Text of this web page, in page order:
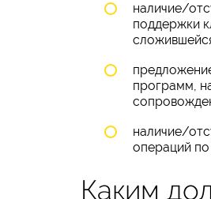
наличие/
поддержки
программ,
наличие/
операций
Каким